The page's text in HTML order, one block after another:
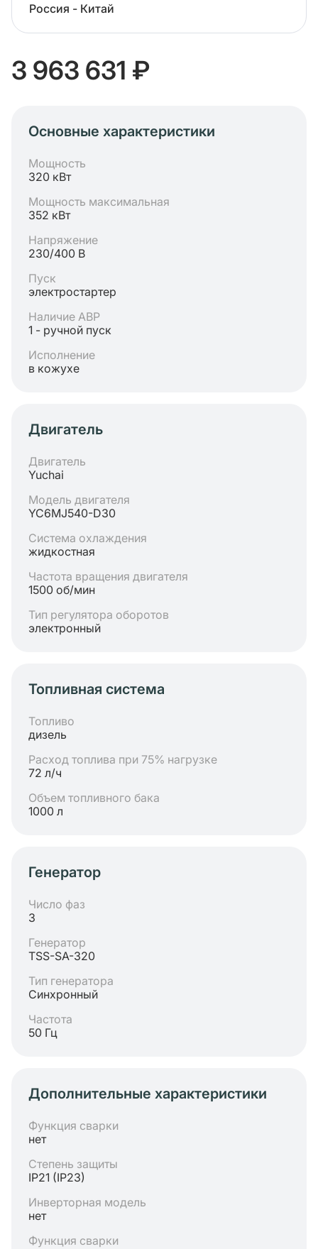
Россия - Китай
3 963 631 ₽
Основные характеристики
Мощность
320 кВт
Мощность максимальная
352 кВт
Напряжение
230/400 В
Пуск
электростартер
Наличие АВР
1 - ручной пуск
Исполнение
в кожухе
Двигатель
Двигатель
Yuchai
Модель двигателя
YC6MJ540-D30
Система охлаждения
жидкостная
Частота вращения двигателя
1500 об/мин
Тип регулятора оборотов
электронный
Топливная система
Топливо
дизель
Расход топлива при 75% нагрузке
72 л/ч
Объем топливного бака
1000 л
Генератор
Число фаз
3
Генератор
TSS-SA-320
Тип генератора
Синхронный
Частота
50 Гц
Дополнительные характеристики
Функция сварки
нет
Степень защиты
IP21 (IP23)
Инверторная модель
нет
Функция сварки